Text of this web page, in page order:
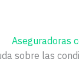
Aseguradoras
sobre las